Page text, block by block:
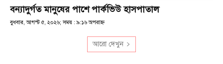
বন্যাদুর্গত মানুষের পাশে পার্কভিউ হাসপাতাল
বুধবার, আগস্ট ৫, ২০২৬; সময় : ৯:১৬ অপরাহ্ণ
আরো দেখুন